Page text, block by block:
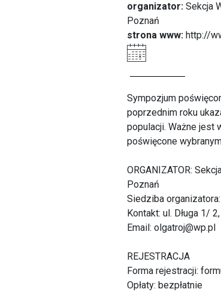
organizator: Sekcja
Poznań
strona www: http://
Sympozjum
poprzednim roku
populacji. Ważne jest
poświęcone
ORGANIZATOR:
Poznań
Siedziba
Kontakt: ul. Długa 1/
Email: olgatroj@wp.pl
REJESTRACJA
Forma rejestracji:
Opłaty: bezpłatnie